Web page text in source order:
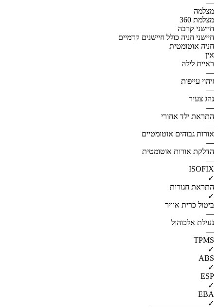
—
מצלמה
מצלמת 360
חיישני קרבה
חיישני חניה כולל חיישנים קדמיים
חניה אוטומטית
אין
ראיית לילה
—
זיהוי עייפות
—
נהג צעיר
—
התראת ילד אחורי
—
אורות גבוהים אוטומטיים
—
הדלקת אורות אוטומטית
—
ISOFIX
✓
התראת חגורות
✓
ביטול כרית אוויר
—
נעילת אלכוהול
—
TPMS
✓
ABS
✓
ESP
✓
EBA
✓